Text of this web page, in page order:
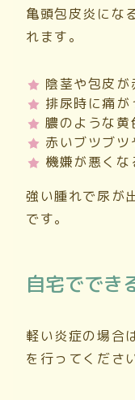
亀頭包皮炎にな
れます。
陰茎や包皮が
排尿時に痛が
膿のような黄
赤いブツブ
機嫌が悪く
強い腫れで尿が
です。
自宅ででき
軽い炎症の場合
を行ってください